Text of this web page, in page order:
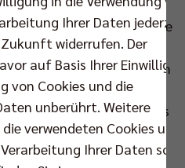
Auftritt im Osten der
und krempelte seine
links. Einzig Matthew
verblieben gegenüber dem
Goats in der „Starting
Match MVP, eröffnete das
Aufschlag und führte
Spiel (5:3). Ein Ass von
Ihrer Daten
widerrufen. Der
auf Basis Ihrer
von Cookies und die
unberührt. Weitere
verwendeten Cookies und
Ihrer Daten